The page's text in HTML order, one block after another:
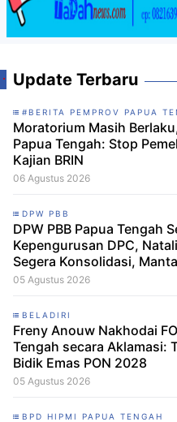
Update Terbaru
#BERITA PEMPROV PAPUA
Moratorium Masih
Papua Tengah: Stop
Kajian BRIN
06 Agustus 2026
DPW PBB
DPW PBB Papua Tengah
Kepengurusan DPC,
Segera Konsolidasi,
Langkah Verifikasi, untuk
05 Agustus 2026
BELADIRI
Freny Anouw Nakhodai
Tengah secara Aklamasi:
Bidik Emas PON 2028
05 Agustus 2026
BPD HIPMI PAPUA TENGAH